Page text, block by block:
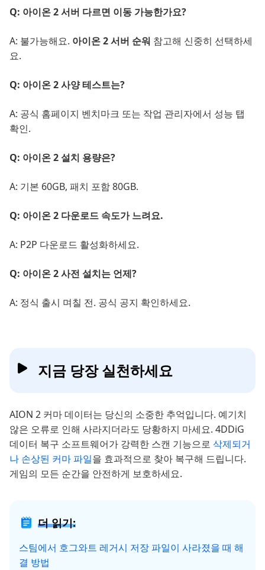
Q: 아이온 2 서버 다르면 이동 가능한가요?
A: 불가능해요. 아이온 2 서버 순워 참고해 신중히 선택하세
요.
Q: 아이온 2 사양 테스트는?
A: 공식 홈페이지 벤치마크 또는 작업 관리자에서 성능 탭
확인.
Q: 아이온 2 설치 용량은?
A: 기본 60GB, 패치 포함 80GB.
Q: 아이온 2 다운로드 속도가 느려요.
A: P2P 다운로드 활성화하세요.
Q: 아이온 2 사전 설치는 언제?
A: 정식 출시 며칠 전. 공식 공지 확인하세요.
지금 당장 실천하세요
AION 2 커마 데이터는 당신의 소중한 추억입니다. 예기치
않은 오류로 인해 사라지더라도 당황하지 마세요. 4DDiG
데이터 복구 소프트웨어가 강력한 스캔 기능으로 삭제되거
나 손상된 커마 파일을 효과적으로 찾아 복구해 드립니다.
게임의 모든 순간을 안전하게 보호하세요.
더 읽기:
스팀에서 호그와트 레거시 저장 파일이 사라졌을 때 해
결 방법